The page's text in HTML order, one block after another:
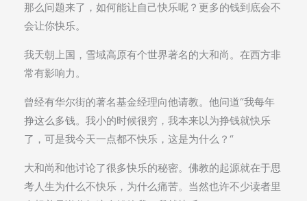
那么问题来了，如何能让自己快乐呢？更多的钱到底会不
会让你快乐。
我天朝上国，雪域高原有个世界著名的大和尚。在西方非
常有影响力。
曾经有华尔街的著名基金经理向他请教。他问道“我每年
挣这么多钱。我小的时候很穷，我本来以为挣钱就快乐
了，可是我今天一点都不快乐，这是为什么？“
大和尚和他讨论了很多快乐的秘密。佛教的起源就在于思
考人生为什么不快乐，为什么痛苦。当然也许不少读者里